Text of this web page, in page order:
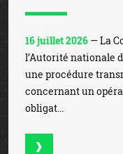
16 juillet 2026 — La
l’Autorité nationale
une procédure
concernant un
obligat...